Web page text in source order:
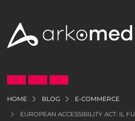
HOME BLOG
E-COMMERCE
EUROPEAN ACCESSIBILITY ACT: IL